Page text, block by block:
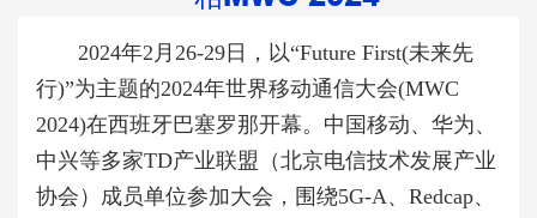
2024年2月26-29日，以“Future First(未来先
行)”为主题的2024年世界移动通信大会(MWC
2024)在西班牙巴塞罗那开幕。中国移动、华为、
中兴等多家TD产业联盟（北京电信技术发展产业
协会）成员单位参加大会，围绕5G-A、Redcap、